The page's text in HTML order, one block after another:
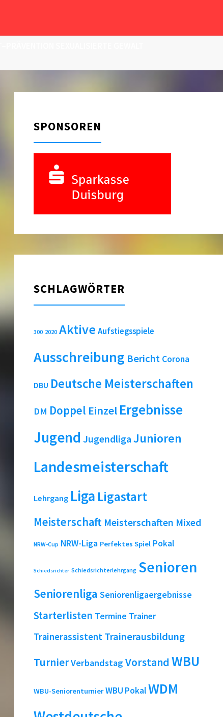
SPONSOREN
SCHLAGWÖRTER
300 2020 Aktive Aufstiegsspiele
Ausschreibung Bericht Corona
DBU Deutsche Meisterschaften
DM Doppel Einzel Ergebnisse
Jugend Jugendliga Junioren
Landesmeisterschaft
Lehrgang Liga Ligastart
Meisterschaft Meisterschaften Mixed
NRW-Cup NRW-Liga Perfektes Spiel Pokal
Schiedsrichter Schiedsrichterlehrgang Senioren
Seniorenliga Seniorenligaergebnisse
Starterlisten Termine Trainer
Trainerassistent Trainerausbildung
TurnierVerbandstag Vorstand WBU
WBU-Seniorenturnier WBU PokalWDM